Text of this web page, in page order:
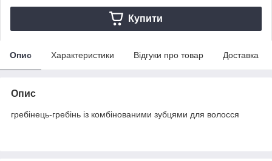
Купити
Опис Характеристики Відгуки про товар Доставка
Опис
гребінець-гребінь із комбінованими зубцями для волосся